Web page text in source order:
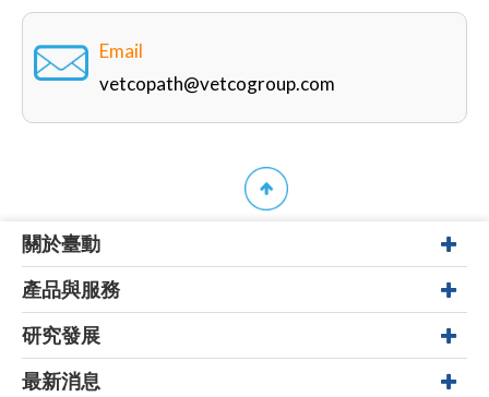
Email
vetcopath@vetcogroup.com
關於臺動
產品與服務
研究發展
最新消息